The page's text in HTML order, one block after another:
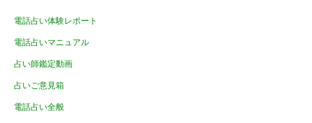
電話占い体験レポート
電話占いマニュアル
占い師鑑定動画
占いご意見箱
電話占い全般